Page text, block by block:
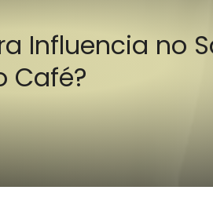
Influencia no
Café?